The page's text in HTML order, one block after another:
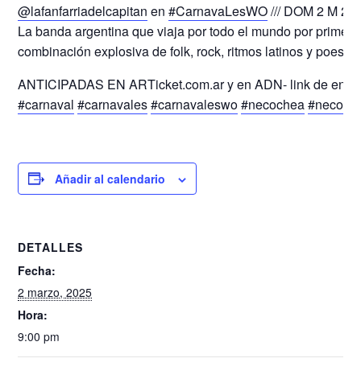
@lafanfarriadelcapitan en#CarnavaLesWO/// DOM 2 M
La banda argentina que viaja por todo el mundo por
combinación explosiva de folk, rock, ritmos latinos y poesía.
ANTICIPADAS EN ARTicket.com.ar y en ADN- link de
#carnaval #carnavales#carnavaleswo#necochea
Añadir al calendario
DETALLES
Fecha:
2 marzo, 2025
Hora:
9:00 pm